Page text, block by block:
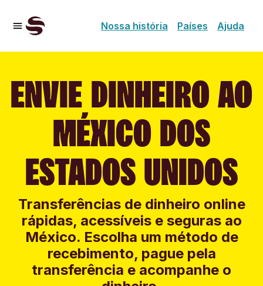
Nossa história Países Ajuda
ENVIE DINHEIRO AO
MÉXICO DOS
ESTADOS UNIDOS
Transferências de dinheiro online
rápidas, acessíveis e seguras ao
México. Escolha um método de
recebimento, pague pela
transferência e acompanhe o